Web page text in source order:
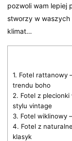
pozwoli wam lepiej
stworzy w waszych
klimat…
1. Fotel rattanowy
trendu boho
2. Fotel z
stylu vintage
3. Fotel wiklinowy
4. Fotel z
klasyk